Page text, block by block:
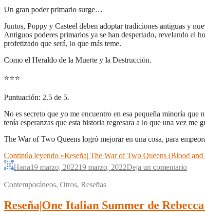
Un gran poder primario surge…
Juntos, Poppy y Casteel deben adoptar tradiciones antiguas y
Antiguos poderes primarios ya se han despertado, revelando el
profetizado que será, lo que más teme.
Como el Heraldo de la Muerte y la Destrucción.
⭐⭐⭐
Puntuación: 2.5 de 5.
No es secreto que yo me encuentro en esa pequeña minoría que
tenía esperanzas que esta historia regresara a lo que una vez
The War of Two Queens logró mejorar en una cosa, para
Continúa leyendo «Reseña| The War of Two Queens (Blood
Hana19 marzo, 202219 marzo, 2022Deja un comentario
Contemporáneos, Otros, Reseñas
Reseña|One Italian Summer de